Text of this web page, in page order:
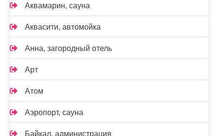
Аквамарин, сауна
Аквасити, автомойка
Анна, загородный отель
Арт
Атом
Аэропорт, сауна
Байкал, администрация